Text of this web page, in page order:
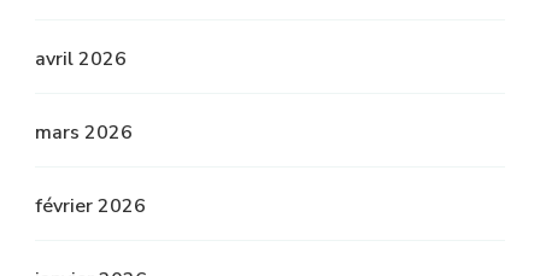
avril 2026
mars 2026
février 2026